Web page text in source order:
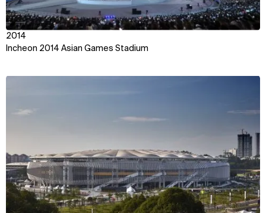
Incheon 2014 Asian Games Stadium
2014